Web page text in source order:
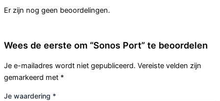
Er zijn nog geen beoordelingen.
Wees de eerste om “Sonos Port” te beoordelen
Je e-mailadres wordt niet gepubliceerd. Vereiste velden zijn
gemarkeerd met *
Je waardering *